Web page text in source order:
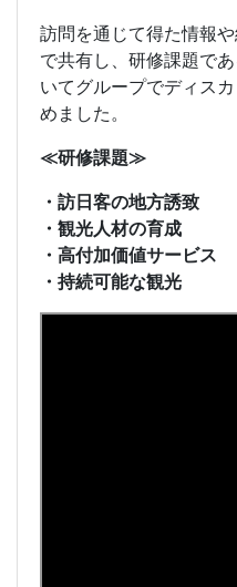
訪問を通じて得た情報
で共有し、研修課題で
いてグループでディス
めました。
≪研修課題≫
・訪日客の地方誘致
・観光人材の育成
・高付加価値サービス
・持続可能な観光